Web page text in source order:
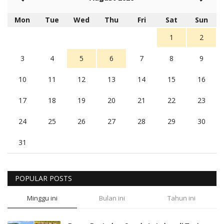
Mon Tue Wed Thu Fri Sat
Sun
1
2
3 4 5 6 7 8 9
10 11 12 13 14 15 16
17 18 19 20 21 22 23
24 25 26 27 28 29 30
31
POPULAR POSTS
Minggu ini Bulan ini Tahun ini